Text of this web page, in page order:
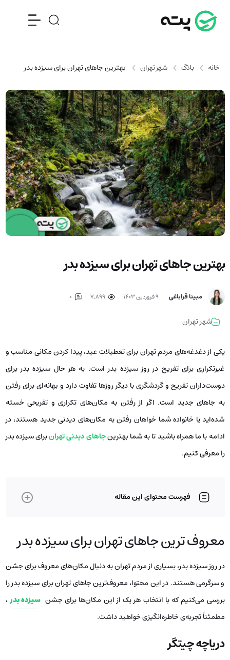
خانه بلاگ شهر تهران بهترین جاهای تهران برای سیزده بدر
بهترین جاهای تهران برای سیزده بدر
مبینا قراباغی ۹ فروردین ۱۴۰۳
شهر تهران
یکی از دغدغه‌های مردم تهران برای تعطیلات عید، پیدا کردن مکانی مناسب و
غیرتکراری برای تفریح در روز سیزده بدر است. به هر حال سیزده بدر برای
دوست‌داران تفریح و گردشگری با دیگر روزها تفاوت دارد و بهانه‌ای برای رفتن
به جاهای جدید است. اگر از رفتن به مکان‌های تکراری و تفریحی خسته
شده‌اید یا خانواده شما خواهان رفتن به مکان‌های دیدنی جدید هستند، در
ادامه با ما همراه باشید تا به شما بهترینجاهای دیدنی تهرانبرای سیزده بدر
را معرفی کنیم.
فهرست محتوای این مقاله
معروف ترین جاهای تهران برای سیزده بدر
در روز سیزده بدر، بسیاری از مردم تهران به دنبال مکان‌های معروف برای جشن
و سرگرمی هستند. در این محتوا، معروف‌ترین جاهای تهران برای سیزده بدر را
بررسی می‌کنیم که با انتخاب هر یک از این مکان‌ها برای جشن سیزده بدر ،
مطمئناً تجربه‌ی خاطره‌انگیزی خواهید داشت.
دریاچه چیتگر